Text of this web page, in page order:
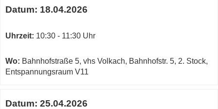
Datum: 18.04.2026
Uhrzeit: 10:30 - 11:30 Uhr
Wo: Bahnhofstraße 5, vhs Volkach, Bahnhofstr. 5, 2. Stock,
Entspannungsraum V11
Datum: 25.04.2026